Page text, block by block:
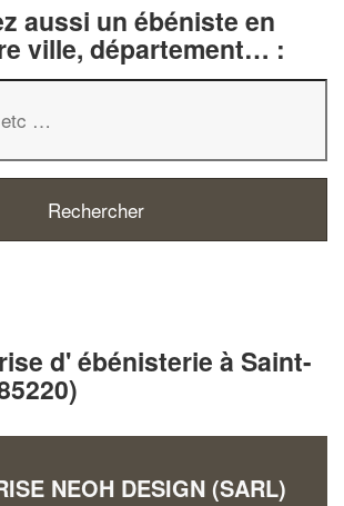
aussi un ébéniste en
ville, département… :
d' ébénisterie à Saint-
NEOH DESIGN (SARL)
Augmentez votre
vos
nouveaux clients!
En savoir plus